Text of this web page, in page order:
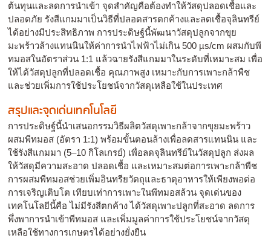
ต้นทุนและลดการนำเข้า จุดสำคัญคือต้องทำให้วัสดุปลอดเชื้อและ
ปลอดภัย รังสีแกมมาเป็นวิธีที่ปลอดสารตกค้างและลดเชื้อจุลินทรีย์
ได้อย่างมีประสิทธิภาพ การประดิษฐ์นี้พัฒนาวัสดุปลูกจากขุย
มะพร้าวล้างแทนนินให้ค่าการนำไฟฟ้าไม่เกิน 500 µs/cm ผสมกับพี
ทมอสในอัตราส่วน 1:1 แล้วฉายรังสีแกมมาในระดับที่เหมาะสม เพื่อ
ให้ได้วัสดุปลูกที่ปลอดเชื้อ คุณภาพสูง เหมาะกับการเพาะกล้าพืช
และช่วยเพิ่มการใช้ประโยชน์จากวัสดุเหลือใช้ในประเทศ
สรุปและจุดเด่นเทคโนโลยี
การประดิษฐ์นี้นำเสนอกรรมวิธีผลิตวัสดุเพาะกล้าจากขุยมะพร้าว
ผสมพีทมอส (อัตรา 1:1) พร้อมขั้นตอนล้างเพื่อลดสารแทนนิน และ
ใช้รังสีแกมมา (5–10 กิโลเกรย์) เพื่อลดจุลินทรีย์ในวัสดุปลูก ส่งผล
ให้วัสดุมีความสะอาด ปลอดเชื้อ และเหมาะสมต่อการเพาะกล้าพืช
การผสมพีทมอสช่วยเพิ่มอินทรียวัตถุและธาตุอาหารให้เพียงพอต่อ
การเจริญเติบโต เทียบเท่าการเพาะในพีทมอสล้วน จุดเด่นของ
เทคโนโลยีนี้คือ ไม่มีรังสีตกค้าง ได้วัสดุเพาะปลูกที่สะอาด ลดการ
พึ่งพาการนำเข้าพีทมอส และเพิ่มมูลค่าการใช้ประโยชน์จากวัสดุ
เหลือใช้ทางการเกษตรได้อย่างยั่งยืน